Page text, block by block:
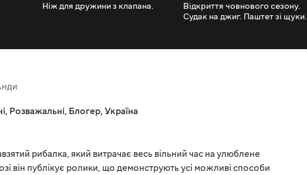
Ніж для дружини з клапана.
Відкриття човнового сезону.
Судак на джиг. Паштет зі щуки.
, Розважальні, Блогер, Україна
рибалка, який витрачає весь вільний час на улюблене
він публікує ролики, що демонструють усі можливі способи